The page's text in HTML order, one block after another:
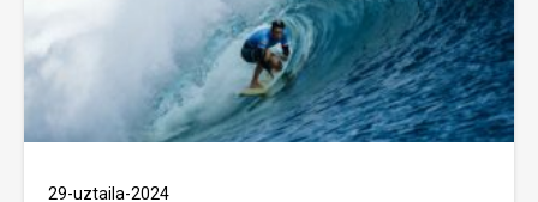
29-uztaila-2024